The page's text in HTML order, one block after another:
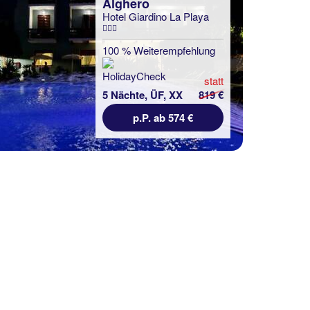
Hotel Giardino La Playa
100 % Weiterempfehlung
5 Nächte, ÜF, XX
statt
819 €
p.P. ab 574 €
Alghero
Hotel Regina Simius
100 % Weiterempfehlung
5 Nächte, ÜF, XX
statt
751 €
p.P. ab 585 €